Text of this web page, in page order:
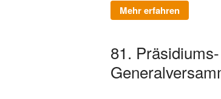
Mehr erfahren
81.